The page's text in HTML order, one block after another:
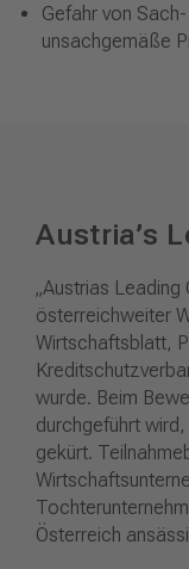
Gefahr von
unsachgemäße
Austria’s
„Austrias
österreichweiter
Wirtschaftsblatt,
wurde. Beim
durchgeführt
gekürt.
Österreich